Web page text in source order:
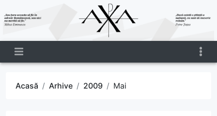
Acasă Arhive 2009 Mai